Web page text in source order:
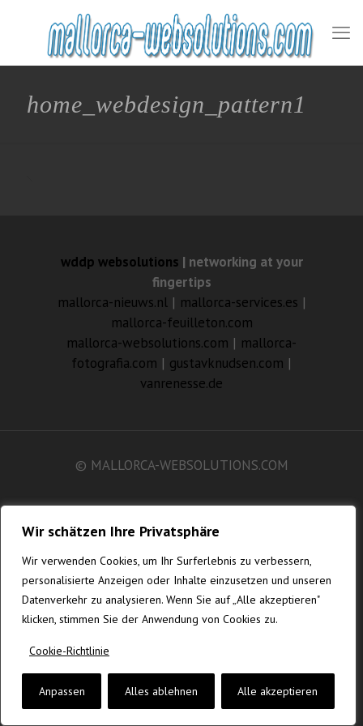
Wir schätzen Ihre Privatsphäre
Wir verwenden Cookies, um Ihr Surferlebnis zu verbessern,
personalisierte Anzeigen oder Inhalte einzusetzen und unseren
Datenverkehr zu analysieren. Wenn Sie auf „Alle akzeptieren"
klicken, stimmen Sie der Anwendung von Cookies zu.
Cookie-Richtlinie
Anpassen Alles ablehnen Alle akzeptieren
home_webdesign_pattern1
wddp websolutions | networking at your
fingertips
mallorca-nieuws.nl| mallorca-services.es |
mallorca-feuilleton.com
mallorca-websolutions.com | mallorca-
fotografia.com | gustavknudsen.com |
vanrenesse.de
© MALLORCA-WEBSOLUTIONS.COM